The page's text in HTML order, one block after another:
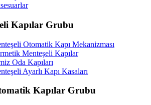
Kapılar Grubu
Otomatik Kapı Mekanizması
Menteşeli Kapılar
Oda Kapıları
Ayarlı Kapı Kasaları
Kapılar Grubu